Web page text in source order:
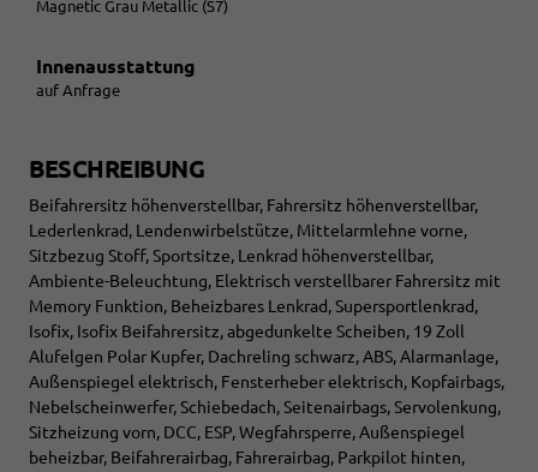
Magnetic Grau Metallic (S7)
Innenausstattung
auf Anfrage
BESCHREIBUNG
Beifahrersitz höhenverstellbar, Fahrersitz höhenverstellbar,
Lederlenkrad, Lendenwirbelstütze, Mittelarmlehne vorne,
Sitzbezug Stoff, Sportsitze, Lenkrad höhenverstellbar,
Ambiente-Beleuchtung, Elektrisch verstellbarer Fahrersitz mit
Memory Funktion, Beheizbares Lenkrad, Supersportlenkrad,
Isofix, Isofix Beifahrersitz, abgedunkelte Scheiben, 19 Zoll
Alufelgen Polar Kupfer, Dachreling schwarz, ABS, Alarmanlage,
Außenspiegel elektrisch, Fensterheber elektrisch, Kopfairbags,
Nebelscheinwerfer, Schiebedach, Seitenairbags, Servolenkung,
Sitzheizung vorn, DCC, ESP, Wegfahrsperre, Außenspiegel
beheizbar, Beifahrerairbag, Fahrerairbag, Parkpilot hinten,